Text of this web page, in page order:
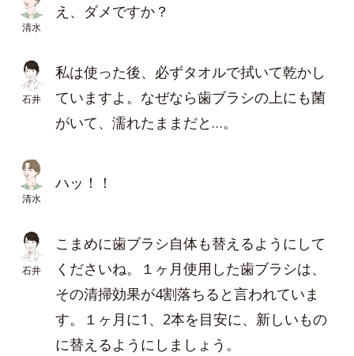
清水
え、ダメですか？
石井
私は使った後、必ずタオルで拭いて乾かし
ていますよ。なぜなら歯ブラシの上にも菌
がいて、濡れたままだと…。
清水
ハッ！！
石井
こまめに歯ブラシ自体も替えるようにして
くださいね。１ヶ月使用した歯ブラシは、
その清掃効果が4割落ちると言われていま
す。１ヶ月に1、2本を目安に、新しいもの
に替えるようにしましょう。